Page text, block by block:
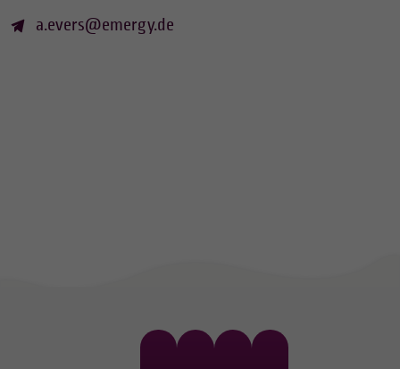
a.evers@emergy.de